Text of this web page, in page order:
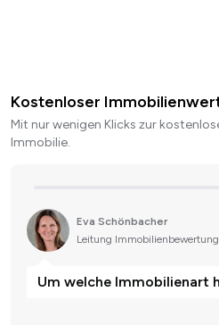
Kostenloser
Mit nur wenigen Klicks zur
Immobilie.